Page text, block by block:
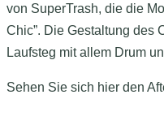
von SuperTrash, die die
Chic”. Die Gestaltung des
Laufsteg mit allem Drum
Sehen Sie sich hier den